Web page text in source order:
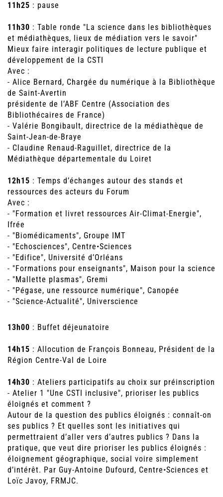
11h25 : pause
11h30 : Table ronde "La science dans les bibliothèques
et médiathèques, lieux de médiation vers le savoir"
Mieux faire interagir politiques de lecture publique et
développement de la CSTI
Avec :
- Alice Bernard, Chargée du numérique à la Bibliothèque
de Saint-Avertin
présidente de l’ABF Centre (Association des
Bibliothécaires de France)
- Valérie Bongibault, directrice de la médiathèque de
Saint-Jean-de-Braye
- Claudine Renaud-Raguillet, directrice de la
Médiathèque départementale du Loiret
12h15 : Temps d’échanges autour des stands et
ressources des acteurs du Forum
Avec :
- "Formation et livret ressources Air-Climat-Energie",
Ifrée
- "Biomédicaments", Groupe IMT
- "Echosciences", Centre•Sciences
- "Edifice", Université d’Orléans
- "Formations pour enseignants", Maison pour la science
- "Mallette plasmas", Gremi
- "Pégase, une ressource numérique", Canopée
- "Science-Actualité", Universcience
13h00 : Buffet déjeunatoire
14h15 : Allocution de François Bonneau, Président de la
Région Centre-Val de Loire
14h30 : Ateliers participatifs au choix sur préinscription
- Atelier 1 "Une CSTI inclusive", prioriser les publics
éloignés et comment ?
Autour de la question des publics éloignés : connaît-on
ses publics ? Et quelles sont les initiatives qui
permettraient d’aller vers d’autres publics ? Dans la
pratique, que veut dire prioriser les publics éloignés :
éloignement géographique, social voire simplement
d’intérêt. Par Guy-Antoine Dufourd, Centre•Sciences et
Loïc Javoy, FRMJC.